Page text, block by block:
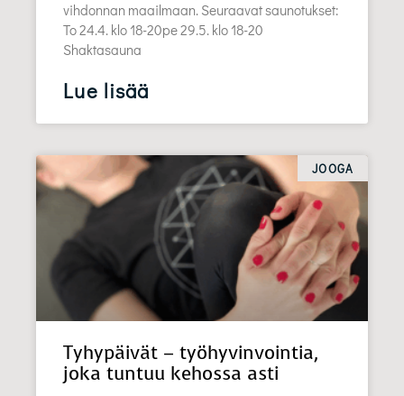
vihdonnan maailmaan. Seuraavat saunotukset:
To 24.4. klo 18-20pe 29.5. klo 18-20
Shaktasauna
Lue lisää
JOOGA
Tyhypäivät – työhyvinvointia,
joka tuntuu kehossa asti